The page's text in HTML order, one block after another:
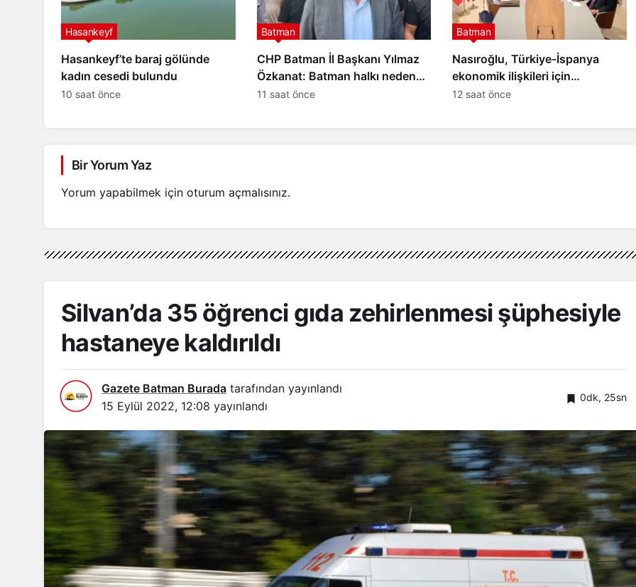
Hasankeyf’te baraj gölünde
kadın cesedi bulundu
Hasankeyf
10 saat önce
CHP Batman İl Başkanı Yılmaz
Özkanat: Batman halkı neden
cezalandırılıyor?
Batman
11 saat önce
Nasıroğlu, Türkiye-İspanya
ekonomik ilişkileri için
temaslarda bulundu
Batman
12 saat önce
Bir Yorum Yaz
Yorum yapabilmek için oturum açmalısınız.
Silvan’da 35 öğrenci gıda zehirlenmesi şüphesiyle
hastaneye kaldırıldı
Gazete Batman Burada tarafından yayınlandı
15 Eylül 2022, 12:08 yayınlandı
0dk, 25sn